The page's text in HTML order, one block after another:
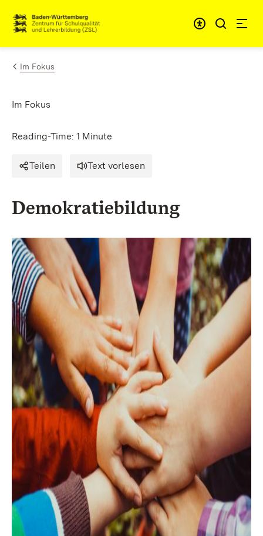
Skip to content
Link to homepage
Im Fokus
Im Fokus
Reading-Time: 1 Minute
Teilen Text vorlesen
Demokratiebildung